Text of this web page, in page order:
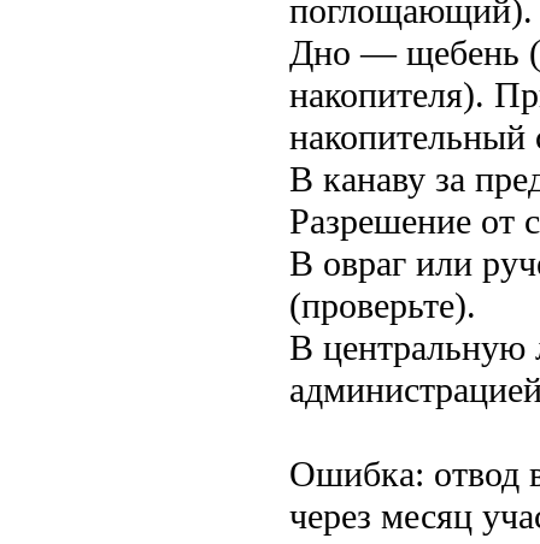
поглощающий).
Дно — щебень
накопителя).
накопительный
В канаву за
Разрешение от
В овраг или
(проверьте).
В центральную
Ошибка: отвод
через месяц